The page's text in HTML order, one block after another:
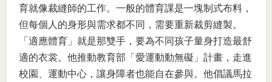
育就像裁縫師的工作。一般的體育課是一塊制式布料，
但每個人的身形與需求都不同，需要重新裁剪縫製。
「適應體育」就是那雙手，要為不同孩子量身打造最舒
適的衣裳。他推動教育部「愛運動動無礙」計畫，走進
校園、運動中心，讓身障者也能自在參與。他倡議馬拉